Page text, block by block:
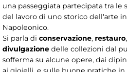
una passeggiata partecipata tra le
del lavoro di uno storico dell'arte
Napoleonico.
Si parla di conservazione, restauro,
divulgazione delle collezioni dal
sofferma su alcune opere, dai